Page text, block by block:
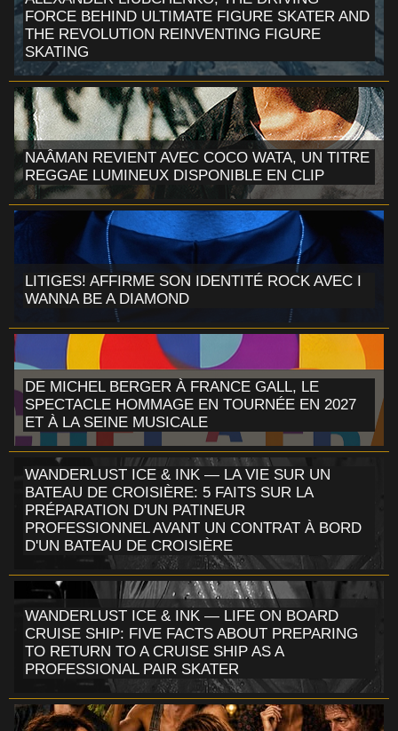
FORCE BEHIND ULTIMATE FIGURE SKATER AND
THE REVOLUTION REINVENTING FIGURE
SKATING
NAÂMAN REVIENT AVEC COCO WATA, UN TITRE
REGGAE LUMINEUX DISPONIBLE EN CLIP
LITIGES! AFFIRME SON IDENTITÉ ROCK AVEC I
WANNA BE A DIAMOND
DE MICHEL BERGER À FRANCE GALL, LE
SPECTACLE HOMMAGE EN TOURNÉE EN 2027
ET À LA SEINE MUSICALE
WANDERLUST ICE & INK — LA VIE SUR UN
BATEAU DE CROISIÈRE: 5 FAITS SUR LA
PRÉPARATION D'UN PATINEUR
PROFESSIONNEL AVANT UN CONTRAT À BORD
D'UN BATEAU DE CROISIÈRE
WANDERLUST ICE & INK — LIFE ON BOARD
CRUISE SHIP: FIVE FACTS ABOUT PREPARING
TO RETURN TO A CRUISE SHIP AS A
PROFESSIONAL PAIR SKATER